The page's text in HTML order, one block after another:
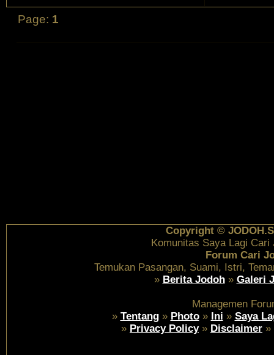
Page: 1
Copyright ©
Komunitas Saya Lagi Cari
Forum Cari
Temukan Pasangan, Suami, Istri,
» Berita Jodoh» Galeri
Managemen
» Tentang» Photo» Ini » Saya
» Privacy Policy» Disclaimer »